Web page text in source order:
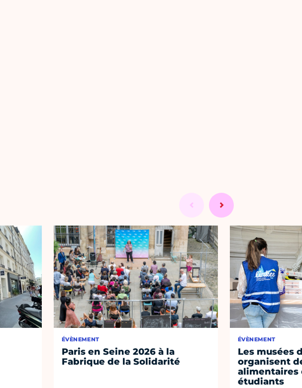
ÉVÈNEMENT
Paris en Seine 2026 à la
Fabrique de la Solidarité
ÉVÈNEMENT
Les musées
organisent
alimentaires
étudiants